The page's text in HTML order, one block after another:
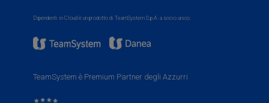
Dipendenti in Cloud è un prodotto di TeamSystem S.p.A. a socio unico.
TeamSystem è Premium Partner degli Azzurri